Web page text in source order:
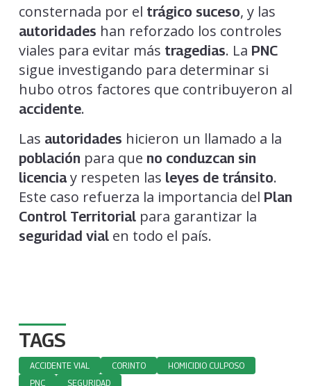
consternada por el trágico suceso, y las
autoridades han reforzado los controles
viales para evitar más tragedias. La PNC
sigue investigando para determinar si
hubo otros factores que contribuyeron al
accidente.
Las autoridades hicieron un llamado a la
población para que no conduzcan sin
licenciay respeten las leyes de tránsito.
Este caso refuerza la importancia del Plan
Control Territorialpara garantizar la
seguridad vialen todo el país.
TAGS
ACCIDENTE VIAL CORINTO
HOMICIDIO CULPOSO
PNC
SEGURIDAD